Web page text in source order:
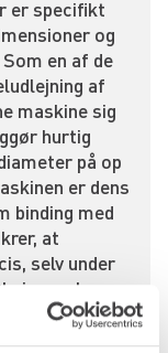
er specifikt
og
en af de
af
maskine sig
hurtig
på op
er dens
binding med
at
selv under
og brug